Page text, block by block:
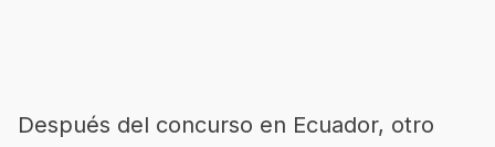
Después del concurso en Ecuador, otro